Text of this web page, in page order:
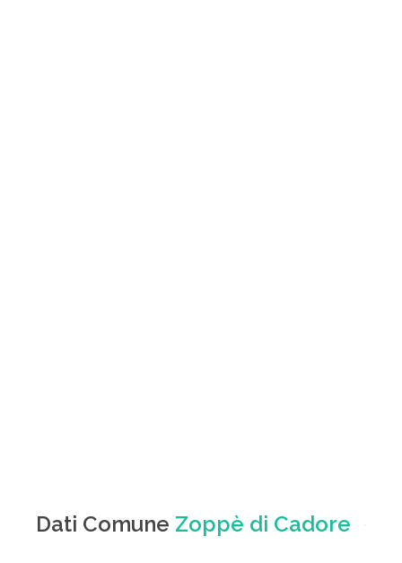
Dati Comune Zoppè di Cadore